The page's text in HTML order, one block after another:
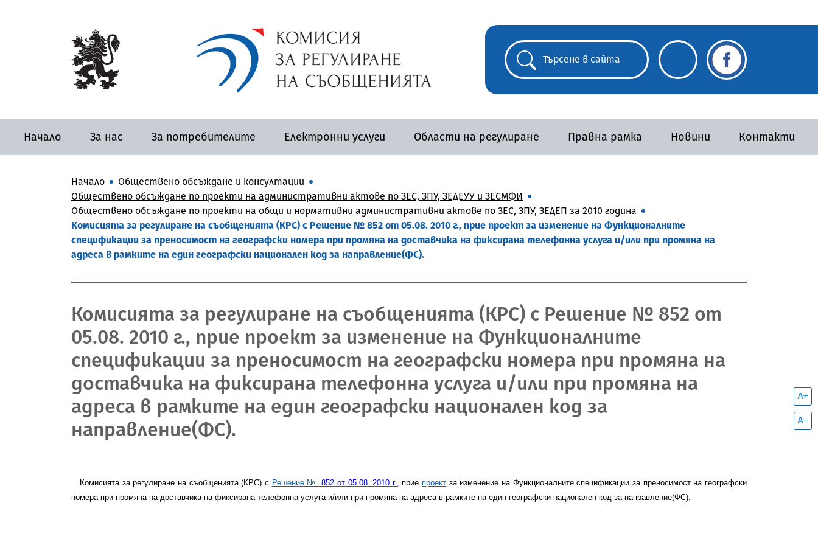
Начало За нас За потребителите Електронни услуги Области на регулиране Правна рамка Новини Контакти
Начало
Обществено обсъждане и консултации
Обществено обсъждане по проекти на административни актове по ЗЕС, ЗПУ, ЗЕДЕУУ и ЗЕСМФИ
Обществено обсъждане по проекти на общи и нормативни административни актове по ЗЕС, ЗПУ, ЗЕДЕП за 2010 година
Комисията за регулиране на съобщенията (КРС) с Решение № 852 от 05.08. 2010 г., прие проект за изменение на Функционалните
спецификации за преносимост на географски номера при промяна на доставчика на фиксирана телефонна услуга и/или при промяна на
адреса в рамките на един географски национален код за направление(ФС).
Комисията за регулиране на съобщенията (КРС) с Решение № 852 от
05.08. 2010 г., прие проект за изменение на Функционалните
спецификации за преносимост на географски номера при промяна на
доставчика на фиксирана телефонна услуга и/или при промяна на
адреса в рамките на един географски национален код за
направление(ФС).
Комисията за регулиране на съобщенията (КРС) с Решение № 852 от 05.08. 2010 г., прие проект за изменение на Функционалните спецификации за преносимост на географски
номера при промяна на доставчика на фиксирана телефонна услуга и/или при промяна на адреса в рамките на един географски национален код за направление(ФС).